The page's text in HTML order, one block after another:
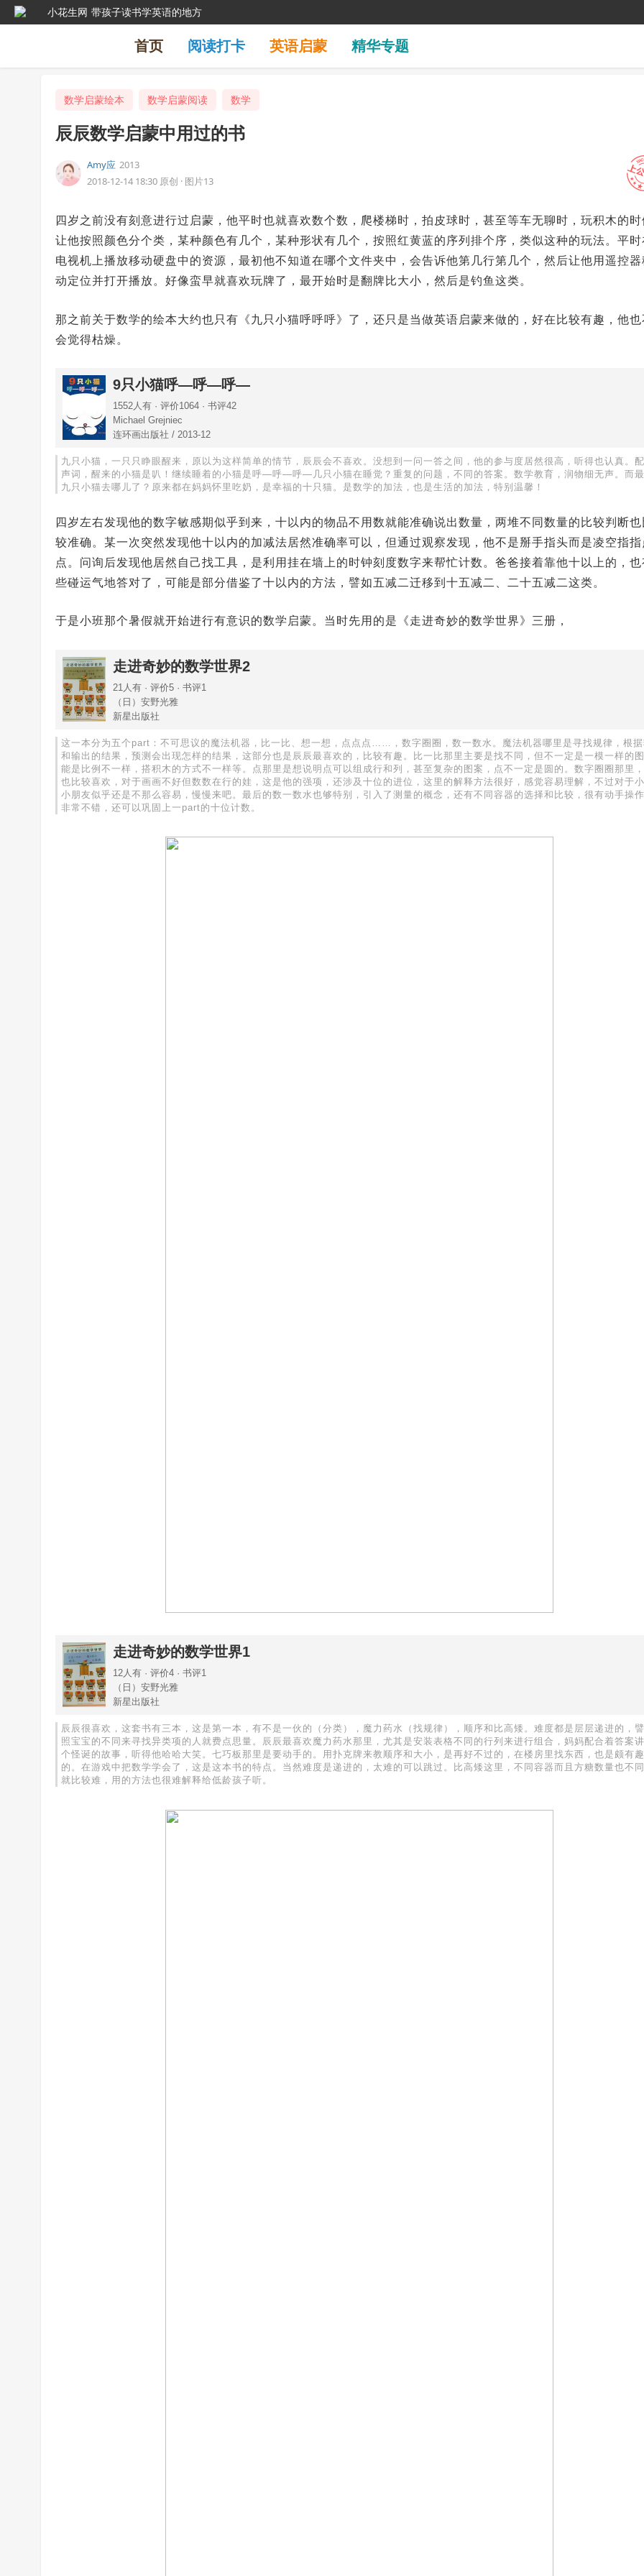
小花生网 带孩子读书学英语的地方
首页 阅读打卡 英语启蒙 精华专题
数学启蒙绘本 数学启蒙阅读 数学
辰辰数学启蒙中用过的书
Amy应 2013
2018-12-14 18:30 原创 · 图片13
四岁之前没有刻意进行过启蒙，他平时也就喜欢数个数，爬楼梯时，拍皮球时，甚至等车无聊时，玩积木的时
让他按照颜色分个类，某种颜色有几个，某种形状有几个，按照红黄蓝的序列排个序，类似这种的玩法。平时
电视机上播放移动硬盘中的资源，最初他不知道在哪个文件夹中，会告诉他第几行第几个，然后让他用遥控器
动定位并打开播放。好像蛮早就喜欢玩牌了，最开始时是翻牌比大小，然后是钓鱼这类。
那之前关于数学的绘本大约也只有《九只小猫呼呼呼》了，还只是当做英语启蒙来做的，好在比较有趣，他也
会觉得枯燥。
9只小猫呼—呼—呼—
1552人有 · 评价1064 · 书评42
Michael Grejniec
连环画出版社 / 2013-12
九只小猫，一只只睁眼醒来，原以为这样简单的情节，辰辰会不喜欢。没想到一问一答之间，他的参与度居然很高，听得也认真。
声词，醒来的小猫是叭！继续睡着的小猫是呼—呼—呼—几只小猫在睡觉？重复的问题，不同的答案。数学教育，润物细无声。而最
九只小猫去哪儿了？原来都在妈妈怀里吃奶，是幸福的十只猫。是数学的加法，也是生活的加法，特别温馨！
四岁左右发现他的数字敏感期似乎到来，十以内的物品不用数就能准确说出数量，两堆不同数量的比较判断也
较准确。某一次突然发现他十以内的加减法居然准确率可以，但通过观察发现，他不是掰手指头而是凌空指指
点。问询后发现他居然自己找工具，是利用挂在墙上的时钟刻度数字来帮忙计数。爸爸接着靠他十以上的，也
些碰运气地答对了，可能是部分借鉴了十以内的方法，譬如五减二迁移到十五减二、二十五减二这类。
于是小班那个暑假就开始进行有意识的数学启蒙。当时先用的是《走进奇妙的数学世界》三册，
走进奇妙的数学世界2
21人有 · 评价5 · 书评1
（日）安野光雅
新星出版社
这一本分为五个part：不可思议的魔法机器，比一比、想一想，点点点……，数字圈圈，数一数水。魔法机器哪里是寻找规律，根据
和输出的结果，预测会出现怎样的结果，这部分也是辰辰最喜欢的，比较有趣。比一比那里主要是找不同，但不一定是一模一样的
能是比例不一样，搭积木的方式不一样等。点那里是想说明点可以组成行和列，甚至复杂的图案，点不一定是圆的。数字圈圈那里
也比较喜欢，对于画画不好但数数在行的娃，这是他的强项，还涉及十位的进位，这里的解释方法很好，感觉容易理解，不过对于
小朋友似乎还是不那么容易，慢慢来吧。最后的数一数水也够特别，引入了测量的概念，还有不同容器的选择和比较，很有动手操作
非常不错，还可以巩固上一part的十位计数。
走进奇妙的数学世界1
12人有 · 评价4 · 书评1
（日）安野光雅
新星出版社
辰辰很喜欢，这套书有三本，这是第一本，有不是一伙的（分类），魔力药水（找规律），顺序和比高矮。难度都是层层递进的，
照宝宝的不同来寻找异类项的人就费点思量。辰辰最喜欢魔力药水那里，尤其是安装表格不同的行列来进行组合，妈妈配合着答案
个怪诞的故事，听得他哈哈大笑。七巧板那里是要动手的。用扑克牌来教顺序和大小，是再好不过的，在楼房里找东西，也是颇有
的。在游戏中把数学学会了，这是这本书的特点。当然难度是递进的，太难的可以跳过。比高矮这里，不同容器而且方糖数量也不
就比较难，用的方法也很难解释给低龄孩子听。